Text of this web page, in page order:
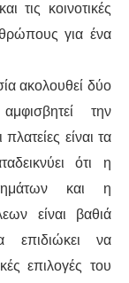
τις κοινοτικές
για ένα
ακολουθεί δύο
την
είναι τα
ότι η
και η
είναι βαθιά
επιδιώκει να
επιλογές του